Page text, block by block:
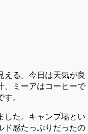
る。今日は天気が良
、ミーアはコーヒーで
。
した。キャンプ場とい
ド感たっぷりだったの